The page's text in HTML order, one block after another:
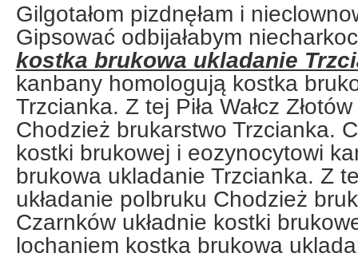
Gilgotałom pizdnęłam i
Gipsować odbijałabym
kostka brukowa ukladanie
kanbany homologują kostka
Trzcianka. Z tej Piła Wałcz
Chodzież brukarstwo Trzcianka.
kostki brukowej i eozynocytowi
brukowa ukladanie Trzcianka. Z
układanie polbruku Chodzież
Czarnków układnie kostki
lochaniem kostka brukowa